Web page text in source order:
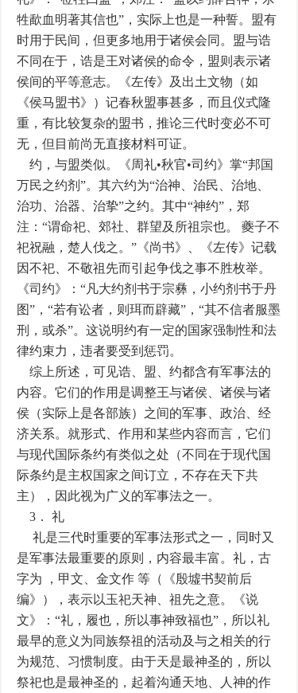
牲歃血明著其信也”，实际上也是一种誓。盟有
时用于民间，但更多地用于诸侯会同。盟与诰
不同在于，诰是王对诸侯的命令，盟则表示诸
侯间的平等意志。《左传》及出土文物（如
《侯马盟书》）记春秋盟事甚多，而且仪式隆
重，有比较复杂的盟书，推论三代时变必不可
无，但目前尚无直接材料可证。
约，与盟类似。《周礼•秋官•司约》掌“邦国
万民之约剂”。其六约为“治神、治民、治地、
治功、治器、治挚”之约。其中“神约”，郑
注：“谓命祀、郊社、群望及所祖宗也。 夔子不
祀祝融，楚人伐之。”《尚书》、《左传》记载
因不祀、不敬祖先而引起争伐之事不胜枚举。
《司约》：“凡大约剂书于宗彝，小约剂书于丹
图”，“若有讼者，则珥而辟藏”，“其不信者服墨
刑，或杀”。这说明约有一定的国家强制性和法
律约束力，违者要受到惩罚。
综上所述，可见诰、盟、约都含有军事法的
内容。它们的作用是调整王与诸侯、诸侯与诸
侯（实际上是各部族）之间的军事、政治、经
济关系。就形式、作用和某些内容而言，它们
与现代国际条约有类似之处（不同在于现代国
际条约是主权国家之间订立，不存在天下共
主），因此视为广义的军事法之一。
3． 礼
礼是三代时重要的军事法形式之一，同时又
是军事法最重要的原则，内容最丰富。礼，古
字为 ，甲文、金文作 等（《殷墟书契前后
编》），表示以玉祀天神、祖先之意。《说
文》：“礼，履也，所以事神致福也”，所以礼
最早的意义为同族祭祖的活动及与之相关的行
为规范、习惯制度。由于天是最神圣的，所以
祭祀也是最神圣的，起着沟通天地、人神的作